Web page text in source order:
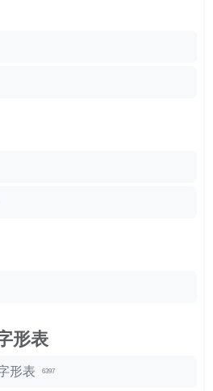
形表
形表 6397